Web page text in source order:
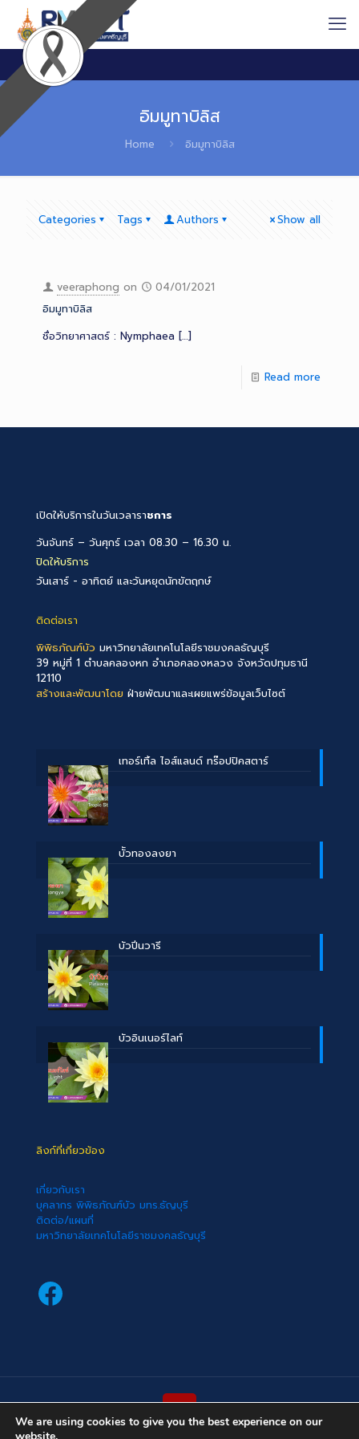
อิมมูทาบิลิส
Home อิมมูทาบิลิส
Categories Tags Authors Show all
veeraphong on
04/01/2021
อิมมูทาบิลิส
ชื่อวิทยาศาสตร์ : Nymphaea […]
Read more
เปิดให้บริการในวันเวลาราชการ
วันจันทร์ – วันศุกร์ เวลา 08.30 – 16.30 น.
ปิดให้บริการ
วันเสาร์ - อาทิตย์ และวันหยุดนักขัตฤกษ์
ติดต่อเรา
พิพิธภัณฑ์บัว มหาวิทยาลัยเทคโนโลยีราชมงคลธัญบุรี
39 หมู่ที่ 1 ตำบลคลองหก อำเภอคลองหลวง จังหวัดปทุมธานี
12110
สร้างและพัฒนาโดย ฝ่ายพัฒนาและเผยแพร่ข้อมูลเว็บไซต์
เทอร์เทิ้ล ไอส์แลนด์ ทร๊อปปิคสตาร์
บััวทองลงยา
บัวปิ่นวารี
บัวอินเนอร์ไลท์
ลิงก์ที่เกี่ยวข้อง
เกี่ยวกับเรา
บุคลากร พิพิธภัณฑ์บัว มทร.ธัญบุรี
ติดต่อ/แผนที่
มหาวิทยาลัยเทคโนโลยีราชมงคลธัญบุรี
Facebook
We are using cookies to give you the best experience on our